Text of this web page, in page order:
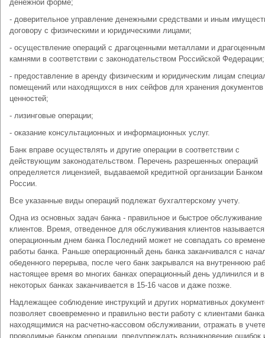
денежной форме;
- доверительное управление денежными средствами и иным
договору с физическими и юридическими лицами;
- осуществление операций с драгоценными металлами и
камнями в соответствии с законодательством Российской Федерации;
- предоставление в аренду физическим и юридическим лицам
помещений или находящихся в них сейфов для хранения документов
ценностей;
- лизинговые операции;
- оказание консультационных и информационных услуг.
Банк вправе осуществлять и другие операции в соответствии с
действующим законодательством. Перечень разрешенных операций
определяется лицензией, выдаваемой кредитной организации Банком
России.
Все указанные виды операций подлежат бухгалтерскому учету.
Одна из основных задач банка - правильное и быстрое обслуживание
клиентов. Время, отведенное для обслуживания клиентов называется
операционным днем банка Последний может не совпадать со
работы банка. Раньше операционный день банка заканчивался с
обеденного перерыва, после чего банк закрывался на внутреннюю
настоящее время во многих банках операционный день удлинился и в
некоторых банках заканчивается в 15-16 часов и даже позже.
Надлежащее соблюдение инструкций и других нормативных
позволяет своевременно и правильно вести работу с клиентами
находящимися на расчетно-кассовом обслуживании, отражать в учете
проводимые банком операции, предупреждать возникновение ошибок